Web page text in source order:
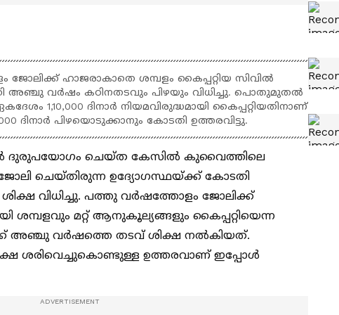
ഹാജരാകാതെ ശമ്പളം കൈപ്പറ്റിയ സിവിൽ
അഞ്ചു വർഷം കഠിനതടവും പിഴയും വിധിച്ചു. പൊതുമുതൽ
1,10,000 ദിനാർ നിയമവിരുദ്ധമായി കൈപ്പറ്റിയതിനാണ്
ദിനാർ പിഴയൊടുക്കാനും കോടതി ഉത്തരവിട്ടു.
ദുരുപയോഗം ചെയ്ത കേസിൽ കുവൈത്തിലെ
ചെയ്തിരുന്ന ഉദ്യോഗസ്ഥയ്ക്ക് കോടതി
വിധിച്ചു. പത്തു വർഷത്തോളം ജോലിക്ക്
ശമ്പളവും മറ്റ് ആനുകൂല്യങ്ങളും കൈപ്പറ്റിയെന്ന
അഞ്ചു വർഷത്തെ തടവ് ശിക്ഷ നൽകിയത്.
ശരിവെച്ചുകൊണ്ടുള്ള ഉത്തരവാണ് ഇപ്പോൾ